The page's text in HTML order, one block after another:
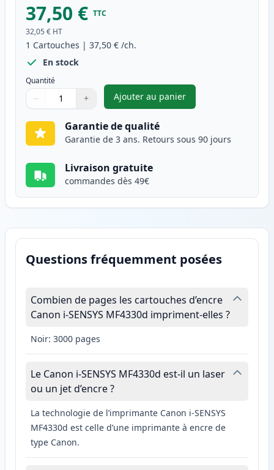
37,50 € TTC
32,05 € HT
1 Cartouches | 37,50 € /ch.
En stock
Quantité
Quantité
Utilisez les boutons pour ajuster
− +
Quantité
Ajouter au panier
,Canon FX-10 (0263B002AA)
Garantie de qualité
Garantie de 3 ans. Retours sous 90 jours
Livraison gratuite
commandes dès 49€
Questions fréquemment posées
Combien de pages les cartouches d’encre
Canon i-SENSYS MF4330d impriment-elles ?
Noir: 3000 pages
Le Canon i-SENSYS MF4330d est-il un laser
ou un jet d’encre ?
La technologie de l’imprimante Canon i-SENSYS
MF4330d est celle d’une imprimante à encre de
type Canon.